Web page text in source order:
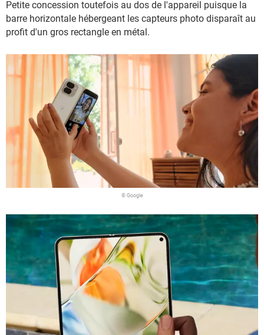
Petite concession toutefois au dos de l'appareil puisque la
barre horizontale hébergeant les capteurs photo disparaît au
profit d'un gros rectangle en métal.
© Google